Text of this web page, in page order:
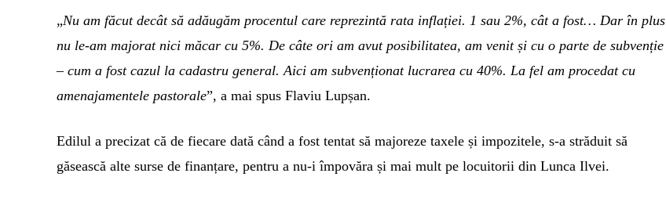
„Nu am făcut decât să adăugăm procentul care reprezintă rata inflației. 1 sau 2%, cât a fost… Dar în plus
nu le-am majorat nici măcar cu 5%. De câte ori am avut posibilitatea, am venit și cu o parte de subvenție
– cum a fost cazul la cadastru general. Aici am subvenționat lucrarea cu 40%. La fel am procedat cu
amenajamentele pastorale”, a mai spus Flaviu Lupșan.
Edilul a precizat că de fiecare dată când a fost tentat să majoreze taxele și impozitele, s-a străduit să
găsească alte surse de finanțare, pentru a nu-i împovăra și mai mult pe locuitorii din Lunca Ilvei.